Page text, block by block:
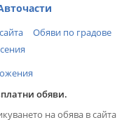
Обяви по градове
обяви.
на обява в сайта